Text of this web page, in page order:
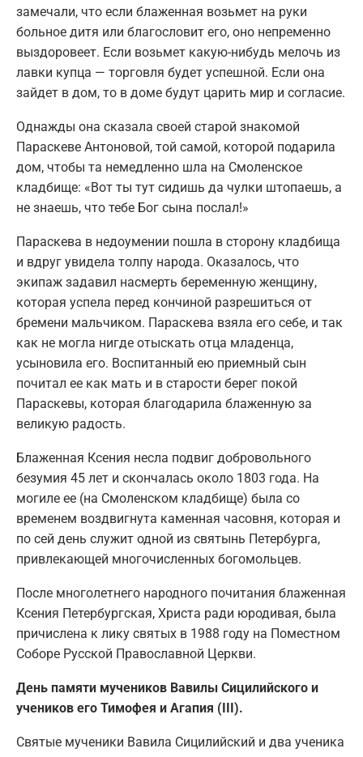
замечали, что если блаженная возьмет на руки
больное дитя или благословит его, оно непременно
выздоровеет. Если возьмет какую-нибудь мелочь из
лавки купца — торговля будет успешной. Если она
зайдет в дом, то в доме будут царить мир и согласие.
Однажды она сказала своей старой знакомой
Параскеве Антоновой, той самой, которой подарила
дом, чтобы та немедленно шла на Смоленское
кладбище: «Вот ты тут сидишь да чулки штопаешь, а
не знаешь, что тебе Бог сына послал!»
Параскева в недоумении пошла в сторону кладбища
и вдруг увидела толпу народа. Оказалось, что
экипаж задавил насмерть беременную женщину,
которая успела перед кончиной разрешиться от
бремени мальчиком. Параскева взяла его себе, и так
как не могла нигде отыскать отца младенца,
усыновила его. Воспитанный ею приемный сын
почитал ее как мать и в старости берег покой
Параскевы, которая благодарила блаженную за
великую радость.
Блаженная Ксения несла подвиг добровольного
безумия 45 лет и скончалась около 1803 года. На
могиле ее (на Смоленском кладбище) была со
временем воздвигнута каменная часовня, которая и
по сей день служит одной из святынь Петербурга,
привлекающей многочисленных богомольцев.
После многолетнего народного почитания блаженная
Ксения Петербургская, Христа ради юродивая, была
причислена к лику святых в 1988 году на Поместном
Соборе Русской Православной Церкви.
День памяти мучеников Вавилы Сицилийского и
учеников его Тимофея и Агапия (III).
Святые мученики Вавила Сицилийский и два ученика